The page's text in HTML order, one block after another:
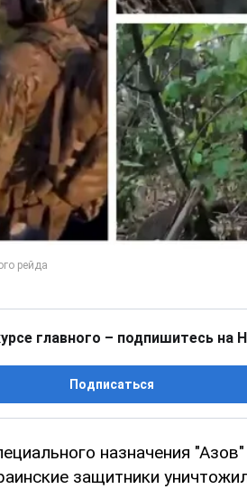
главного – подпишитесь на
Подписаться
назначения
защитники